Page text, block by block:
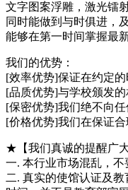
文字图案浮雕，激光镭
同时能做到与时俱进，
能够在第一时间掌握最
我们的优势：
[效率优势]保证在约定
[品质优势]与学校颁发
[保密优势]我们绝不向
[价格优势]我们在保证
★【我们真诚的提醒广
一. 本行业市场混乱，
二. 真实的使馆认证及